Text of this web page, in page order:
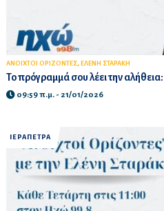
ΑΝΟΙΧΤΟΙ ΟΡΙΖΟΝΤΕΣ, ΕΛΕΝΗ ΣΤΑΡΑΚΗ
Το πρόγραμμά σου λέει την
09:59 π.μ. - 21/01/2026
ΙΕΡΑΠΕΤΡΑ